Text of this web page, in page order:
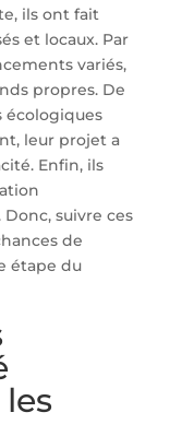
ils ont fait
et locaux. Par
variés,
propres. De
écologiques
leur projet a
Enfin, ils
suivre ces
de
étape du